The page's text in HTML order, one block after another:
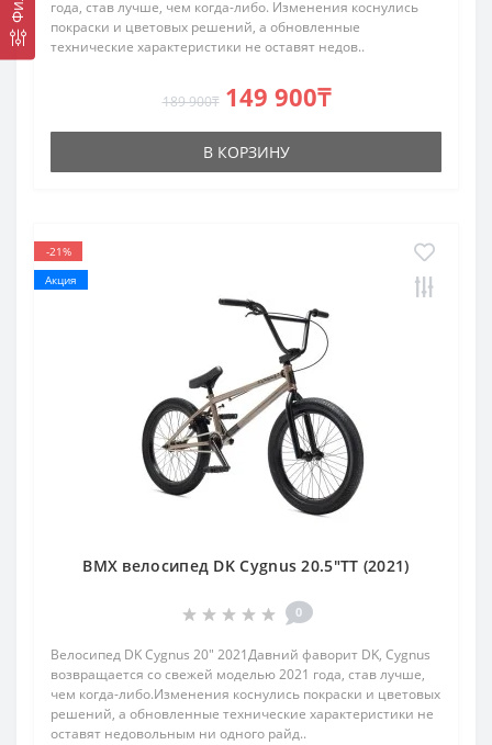
года, став лучше, чем когда-либо. Изменения коснулись
покраски и цветовых решений, а обновленные
технические характеристики не оставят недов..
189 900₸ 149 900₸
В КОРЗИНУ
-21%
Акция
BMX велосипед DK Cygnus 20.5"TT (2021)
0
Велосипед DK Cygnus 20" 2021Давний фаворит DK, Cygnus
возвращается со свежей моделью 2021 года, став лучше,
чем когда-либо.Изменения коснулись покраски и цветовых
решений, а обновленные технические характеристики не
оставят недовольным ни одного райд..